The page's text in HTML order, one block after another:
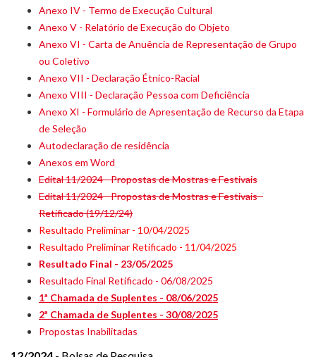
Anexo IV - Termo de Execução Cultural
Anexo V - Relatório de Execução do Objeto
Anexo VI - Carta de Anuência de Representação de Grupo
ou Coletivo
Anexo VII - Declaração Étnico-Racial
Anexo VIII - Declaração Pessoa com Deficiência
Anexo XI - Formulário de Apresentação de Recurso da Etapa
de Seleção
Autodeclaração de residência
Anexos em Word
Edital 11/2024 - Propostas de Mostras e Festivais
Edital 11/2024 - Propostas de Mostras e Festivais -
Retificado (19/12/24)
Resultado Preliminar - 10/04/2025
Resultado Preliminar Retificado - 11/04/2025
Resultado Final - 23/05/2025
Resultado Final Retificado - 06/08/2025
1ª Chamada de Suplentes - 08/06/2025
2ª Chamada de Suplentes - 30/08/2025
Propostas Inabilitadas